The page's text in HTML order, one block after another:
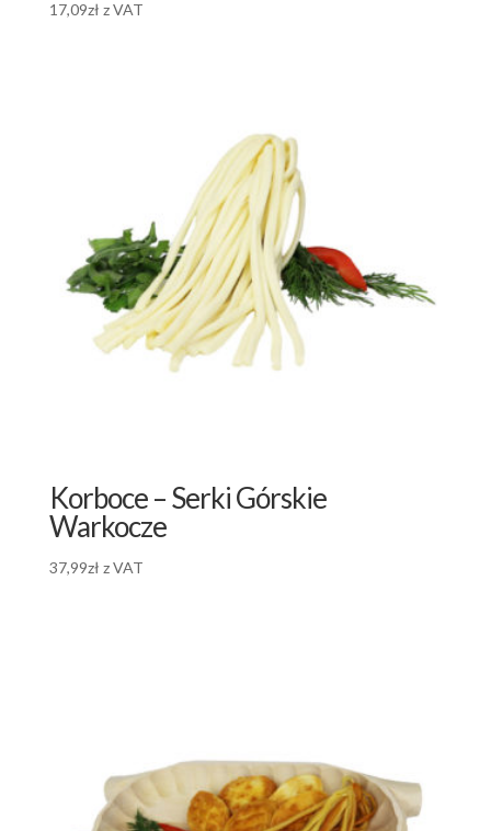
17,09zł z VAT
Korboce – Serki Górskie
Warkocze
37,99zł z VAT